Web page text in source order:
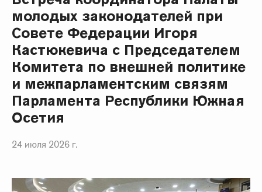
молодых законодателей при
Совете Федерации Игоря
Кастюкевича с Председателем
Комитета по внешней политике
и межпарламентским связям
Парламента Республики Южная
Осетия
24 июля 2026 г.